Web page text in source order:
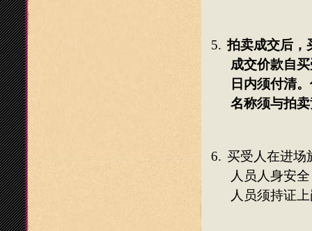
5. 拍卖成交后，
成交价款自
日内须付清。
名称须与拍
6. 买受人在进场
人员人身安
人员须持证